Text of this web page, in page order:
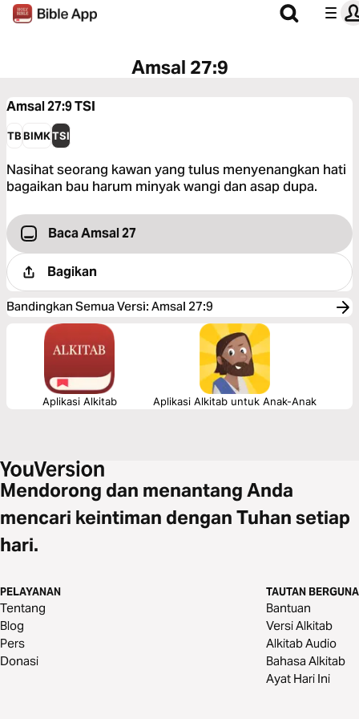
Amsal 27:9
Amsal 27:9TSI
TBBIMKTSI
Nasihat seorang kawan yang tulus menyenangkan hati
bagaikan bau harum minyak wangi dan asap dupa.
Baca Amsal 27
Bagikan
Bandingkan Semua Versi: Amsal 27:9
Aplikasi Alkitab Aplikasi Alkitab untuk Anak-Anak
Mendorong dan menantang Anda
mencari keintiman dengan Tuhan setiap
hari.
PELAYANAN
Tentang
Blog
Pers
Donasi
TAUTAN BERGUNA
Bantuan
Versi Alkitab
Alkitab Audio
Bahasa Alkitab
Ayat Hari Ini